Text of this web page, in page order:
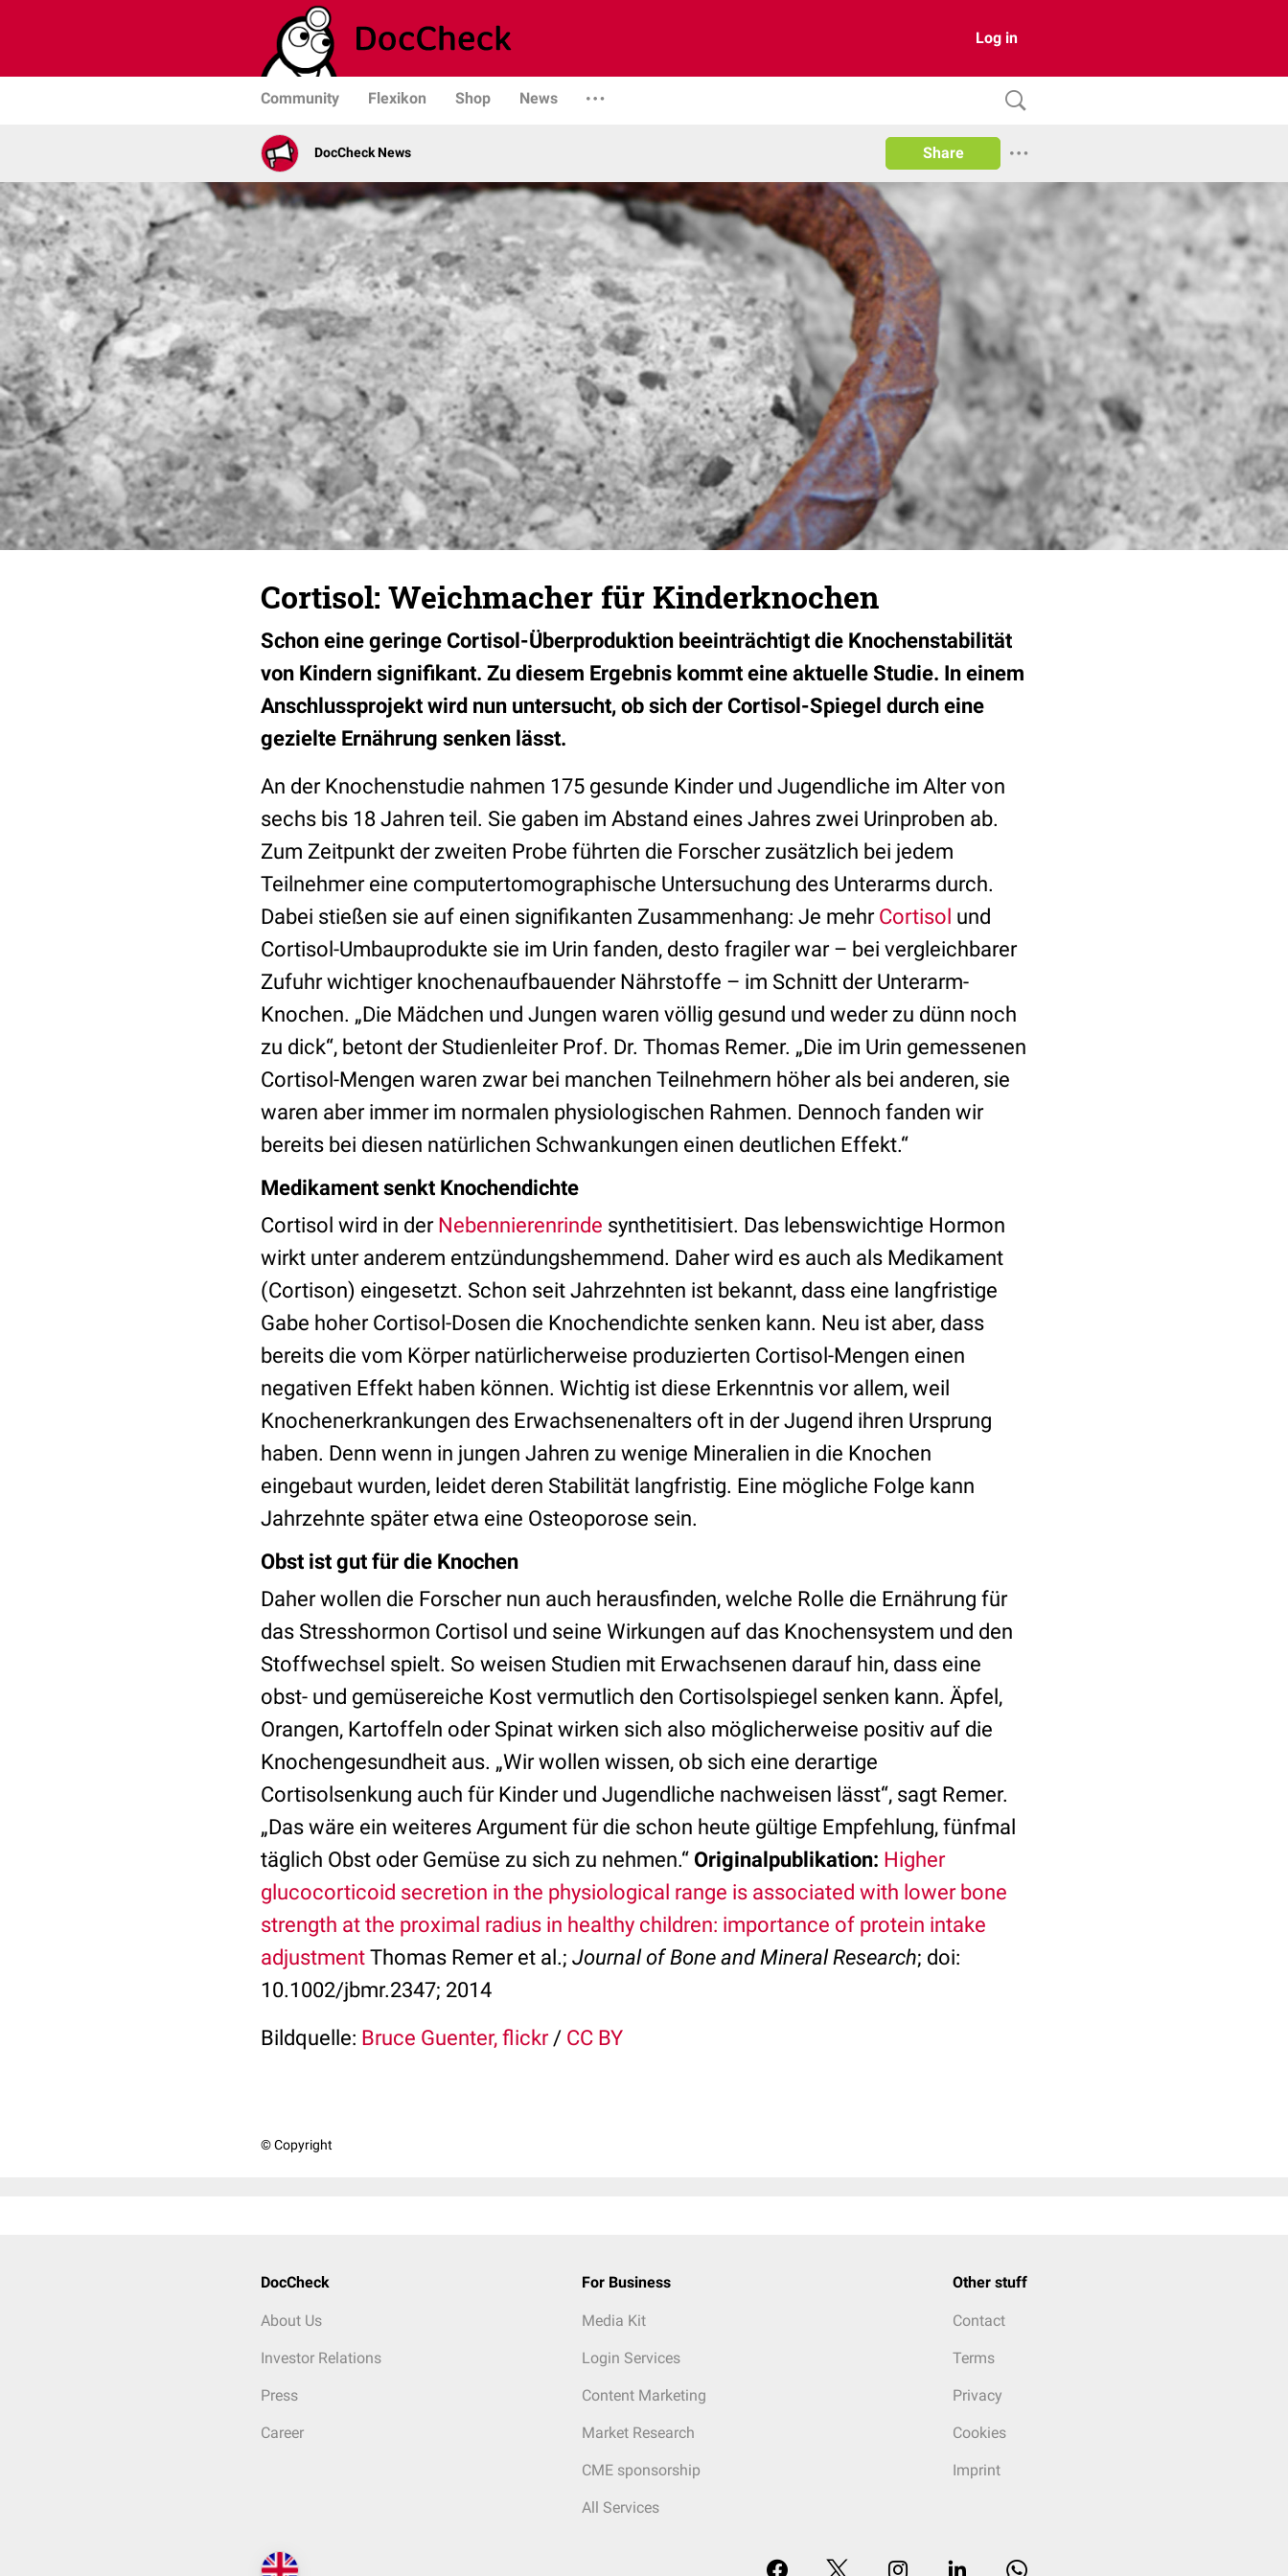
Log in
Community Flexikon Shop News
DocCheck News Share
Cortisol: Weichmacher für Kinderknochen
Schon eine geringe Cortisol-Überproduktion beeinträchtigt die Knochenstabilität
von Kindern signifikant. Zu diesem Ergebnis kommt eine aktuelle Studie. In einem
Anschlussprojekt wird nun untersucht, ob sich der Cortisol-Spiegel durch eine
gezielte Ernährung senken lässt.
An der Knochenstudie nahmen 175 gesunde Kinder und Jugendliche im Alter von
sechs bis 18 Jahren teil. Sie gaben im Abstand eines Jahres zwei Urinproben ab.
Zum Zeitpunkt der zweiten Probe führten die Forscher zusätzlich bei jedem
Teilnehmer eine computertomographische Untersuchung des Unterarms durch.
Dabei stießen sie auf einen signifikanten Zusammenhang: Je mehr Cortisol und
Cortisol-Umbauprodukte sie im Urin fanden, desto fragiler war – bei vergleichbarer
Zufuhr wichtiger knochenaufbauender Nährstoffe – im Schnitt der Unterarm-
Knochen. „Die Mädchen und Jungen waren völlig gesund und weder zu dünn noch
zu dick“, betont der Studienleiter Prof. Dr. Thomas Remer. „Die im Urin gemessenen
Cortisol-Mengen waren zwar bei manchen Teilnehmern höher als bei anderen, sie
waren aber immer im normalen physiologischen Rahmen. Dennoch fanden wir
bereits bei diesen natürlichen Schwankungen einen deutlichen Effekt.“
Medikament senkt Knochendichte
Cortisol wird in der Nebennierenrinde synthetitisiert. Das lebenswichtige Hormon
wirkt unter anderem entzündungshemmend. Daher wird es auch als Medikament
(Cortison) eingesetzt. Schon seit Jahrzehnten ist bekannt, dass eine langfristige
Gabe hoher Cortisol-Dosen die Knochendichte senken kann. Neu ist aber, dass
bereits die vom Körper natürlicherweise produzierten Cortisol-Mengen einen
negativen Effekt haben können. Wichtig ist diese Erkenntnis vor allem, weil
Knochenerkrankungen des Erwachsenenalters oft in der Jugend ihren Ursprung
haben. Denn wenn in jungen Jahren zu wenige Mineralien in die Knochen
eingebaut wurden, leidet deren Stabilität langfristig. Eine mögliche Folge kann
Jahrzehnte später etwa eine Osteoporose sein.
Obst ist gut für die Knochen
Daher wollen die Forscher nun auch herausfinden, welche Rolle die Ernährung für
das Stresshormon Cortisol und seine Wirkungen auf das Knochensystem und den
Stoffwechsel spielt. So weisen Studien mit Erwachsenen darauf hin, dass eine
obst- und gemüsereiche Kost vermutlich den Cortisolspiegel senken kann. Äpfel,
Orangen, Kartoffeln oder Spinat wirken sich also möglicherweise positiv auf die
Knochengesundheit aus. „Wir wollen wissen, ob sich eine derartige
Cortisolsenkung auch für Kinder und Jugendliche nachweisen lässt“, sagt Remer.
„Das wäre ein weiteres Argument für die schon heute gültige Empfehlung, fünfmal
täglich Obst oder Gemüse zu sich zu nehmen.“ Originalpublikation: Higher
glucocorticoid secretion in the physiological range is associated with lower bone
strength at the proximal radius in healthy children: importance of protein intake
adjustment Thomas Remer et al.; Journal of Bone and Mineral Research; doi:
10.1002/jbmr.2347; 2014
Bildquelle: Bruce Guenter, flickr/ CC BY
© Copyright
DocCheck
About Us
Investor Relations
Press
Career
For Business
Media Kit
Login Services
Content Marketing
Market Research
CME sponsorship
All Services
Other stuff
Contact
Terms
Privacy
Cookies
Imprint